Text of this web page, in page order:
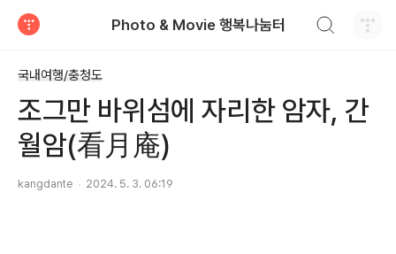
Photo & Movie 행복나눔터
국내여행/충청도
조그만 바위섬에 자리한 암자, 간
월암(看月庵)
kangdante 2024. 5. 3. 06:19